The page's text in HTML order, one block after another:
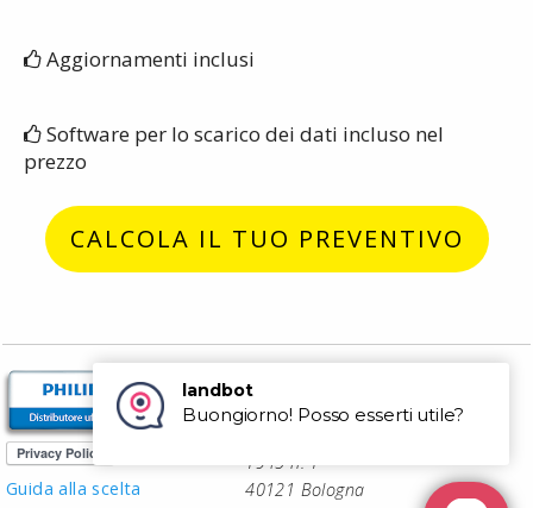
Aggiornamenti inclusi
Software per lo scarico dei dati incluso nel
prezzo
CALCOLA IL TUO PREVENTIVO
Guida alla scelta
1945 n. 1
40121 Bologna